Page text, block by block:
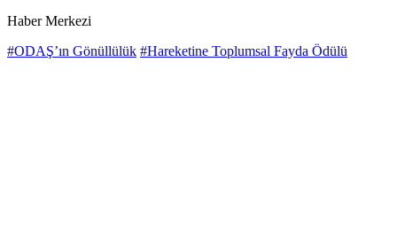
Haber Merkezi
#ODAŞ’ın Gönüllülük #Hareketine Toplumsal Fayda Ödülü